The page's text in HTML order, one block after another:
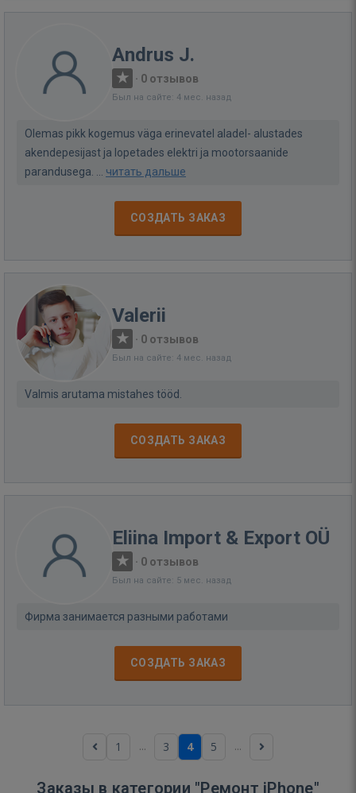
Andrus J.
· 0 отзывов
Был на сайте: 4 мес. назад
Olemas pikk kogemus väga erinevatel aladel- alustades
akendepesijast ja lopetades elektri ja mootorsaanide
parandusega. ... читать дальше
СОЗДАТЬ ЗАКАЗ
Valerii
· 0 отзывов
Был на сайте: 4 мес. назад
Valmis arutama mistahes tööd.
СОЗДАТЬ ЗАКАЗ
Eliina Import & Export OÜ
· 0 отзывов
Был на сайте: 5 мес. назад
Фирма занимается разными работами
СОЗДАТЬ ЗАКАЗ
1 ... 3 4 5 ...
Заказы в категории "Ремонт iPhone"